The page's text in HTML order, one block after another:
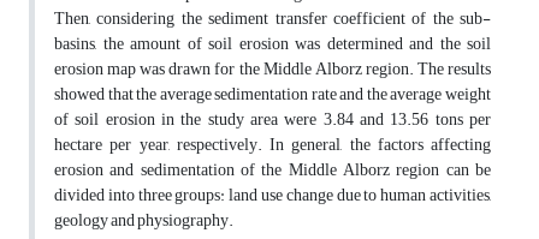
Then, considering the sediment transfer coefficient of the sub-
basins, the amount of soil erosion was determined and the soil
erosion map was drawn for the Middle Alborz region. The results
showed that the average sedimentation rate and the average weight
of soil erosion in the study area were 3.84 and 13.56 tons per
hectare per year, respectively. In general, the factors affecting
erosion and sedimentation of the Middle Alborz region can be
divided into three groups: land use change due to human activities,
geology and physiography.